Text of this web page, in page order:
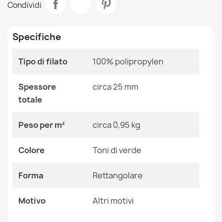
morbido - marrone
Tappeto da bagno SUPREME LINES righe, antiscivolo,
morbido - beige
Tappeto da bagno SUPREME WAVES onde, antiscivolo,
12,90 €
Dimensioni
Tessuto
Riferimenti Specifici
Condividi
Specifiche
Tipo di filato 100% polipropylen
Spessore
totale
circa 25 mm
Peso per m² circa 0,95 kg
Colore Toni di verde
Forma Rettangolare
Motivo Altri motivi